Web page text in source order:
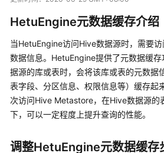
务
公
告
产
品
绍
HetuEngine元数据缓存介绍
当HetuEngine访问Hive数据源时，需要
数据信息。 HetuEngine提供了元数据缓
据源的库或表时，会将该库或表的元数据
表字段、分区信息、权限信息等）缓存起
次访问Hive Metastore，在Hive数据源的
下，可以一定程度上提升查询的性能。
调整HetuEngine元数据缓存